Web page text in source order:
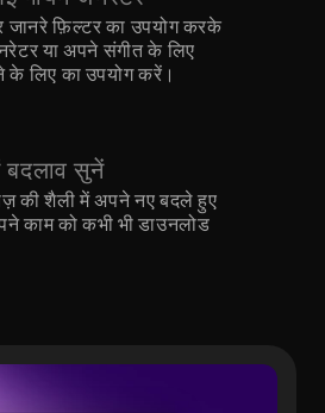
फ़िल्टर का उपयोग करके
या अपने संगीत के लिए
के लिए का उपयोग करें।
सुनें
की शैली में अपने नए बदले हुए
काम को कभी भी डाउनलोड